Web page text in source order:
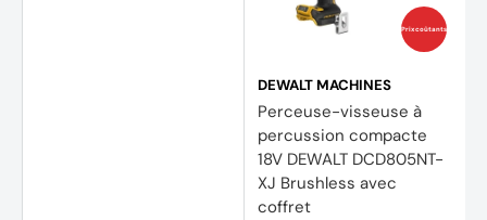
Prix coûtants
DEWALT MACHINES
Perceuse-visseuse à
percussion compacte
18V DEWALT DCD805NT-
XJ Brushless avec
coffret